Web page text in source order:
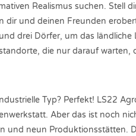
Realismus suchen. Stell
dir und deinen Freunden
drei Dörfer, um das
die nur darauf warten,
Typ? Perfekt! LS22
Aber das ist noch
und neun Produktionsstätten.